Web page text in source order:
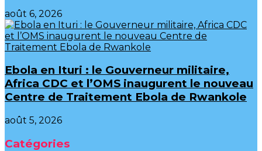
août 6, 2026
Ebola en Ituri : le Gouverneur militaire,
Africa CDC et l’OMS inaugurent le nouveau
Centre de Traitement Ebola de Rwankole
août 5, 2026
Catégories